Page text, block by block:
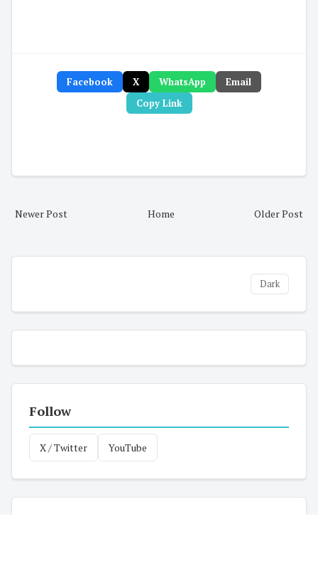
Facebook X WhatsApp
Email
Copy Link
Newer Post Older Post
Home
Dark
Follow
X / Twitter YouTube